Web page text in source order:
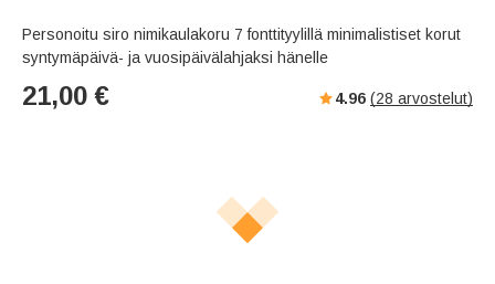
Personoitu siro nimikaulakoru 7 fonttityylillä minimalistiset korut
syntymäpäivä- ja vuosipäivälahjaksi hänelle
21,00 € 4.96 (28 arvostelut)